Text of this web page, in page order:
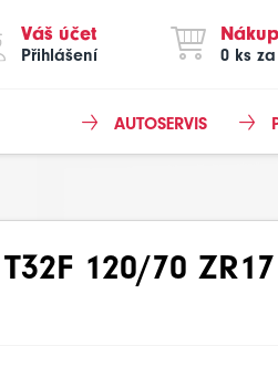
Váš účet
Přihlášení 0 ks
AUTOSERVIS
T32F 120/70